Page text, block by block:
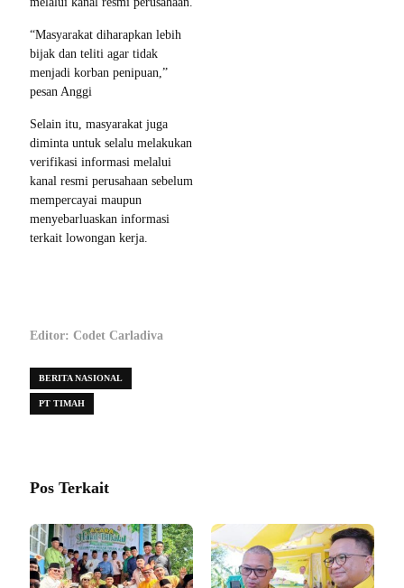
“Masyarakat diharapkan lebih
bijak dan teliti agar tidak
menjadi korban penipuan,”
pesan Anggi
Selain itu, masyarakat juga
diminta untuk selalu melakukan
verifikasi informasi melalui
kanal resmi perusahaan sebelum
mempercayai maupun
menyebarluaskan informasi
terkait lowongan kerja.
Editor: Codet Carladiva
BERITA NASIONAL
PT TIMAH
Pos Terkait